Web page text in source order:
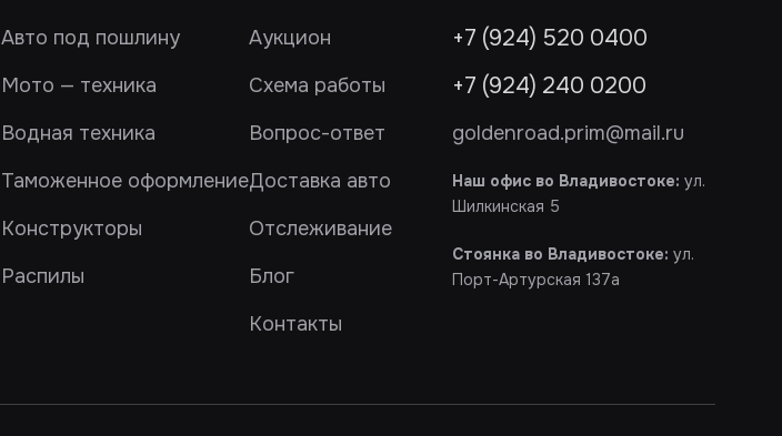
Авто под пошлину
Мото — техника
Водная техника
Таможенное оформление
Конструкторы
Распилы
Аукцион
Схема работы
Вопрос-ответ
Доставка авто
Отслеживание
Блог
Контакты
+7 (924) 520 0400
+7 (924) 240 0200
goldenroad.prim@mail.ru
Наш офис во Владивостоке: ул.
Шилкинская 5
Стоянка во Владивостоке: ул.
Порт-Артурская 137а